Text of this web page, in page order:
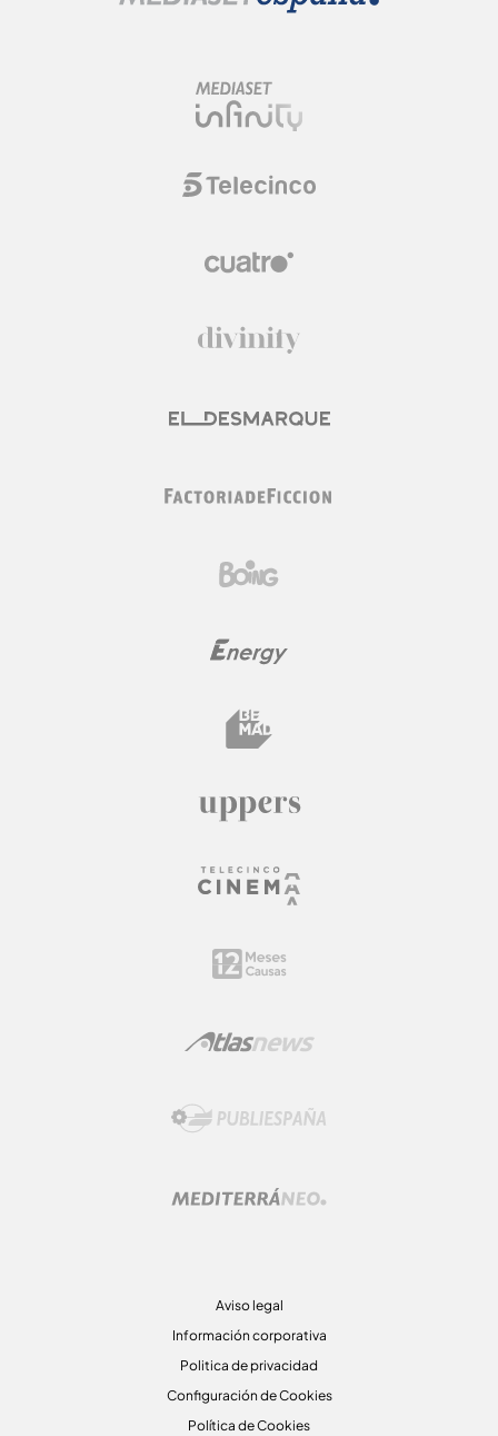
Aviso legal
Información corporativa
Politica de privacidad
Configuración de Cookies
Política de Cookies